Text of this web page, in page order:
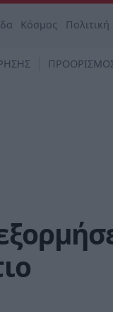
Κόσμος Πολιτική